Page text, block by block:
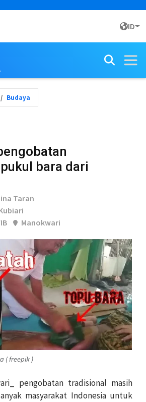
ID
Budaya
bara dari
Taran
Manokwari
( freepik )
pengobatan tradisional masih
masyarakat Indonesia untuk